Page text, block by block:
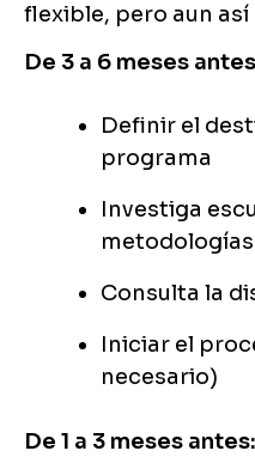
flexible, pero aun
De 3 a 6 meses
Definir el
programa
Investiga
metodologías
Consulta la
Iniciar el
necesario)
De 1 a 3 meses antes: